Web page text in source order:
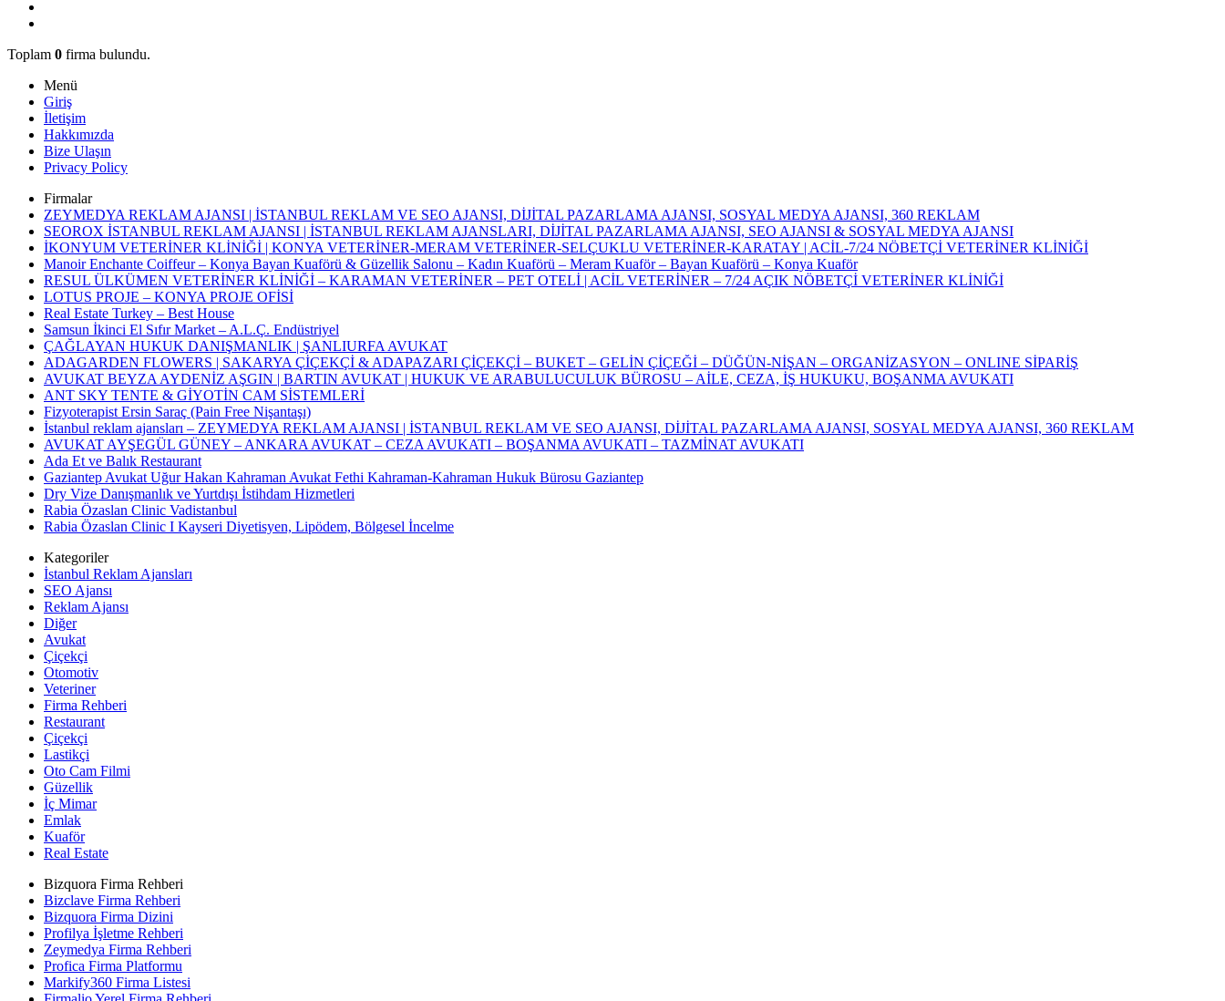
Toplam 0 firma bulundu.
Menü
Giriş
İletişim
Hakkımızda
Bize Ulaşın
Privacy Policy
Firmalar
ZEYMEDYA REKLAM AJANSI | İSTANBUL REKLAM VE SEO AJANSI, DİJİTAL PAZARLAMA AJANSI, SOSYAL MEDYA AJANSI, 360 REKLAM
SEOROX İSTANBUL REKLAM AJANSI | İSTANBUL REKLAM AJANSLARI, DİJİTAL PAZARLAMA AJANSI, SEO AJANSI & SOSYAL MEDYA AJANSI
İKONYUM VETERİNER KLİNİĞİ | KONYA VETERİNER-MERAM VETERİNER-SELÇUKLU VETERİNER-KARATAY | ACİL-7/24 NÖBETÇİ VETERİNER KLİNİĞİ
Manoir Enchante Coiffeur – Konya Bayan Kuaförü & Güzellik Salonu – Kadın Kuaförü – Meram Kuaför – Bayan Kuaförü – Konya Kuaför
RESUL ÜLKÜMEN VETERİNER KLİNİĞİ – KARAMAN VETERİNER – PET OTELİ | ACİL VETERİNER – 7/24 AÇIK NÖBETÇİ VETERİNER KLİNİĞİ
LOTUS PROJE – KONYA PROJE OFİSİ
Real Estate Turkey – Best House
Samsun İkinci El Sıfır Market – A.L.Ç. Endüstriyel
ÇAĞLAYAN HUKUK DANIŞMANLIK | ŞANLIURFA AVUKAT
ADAGARDEN FLOWERS | SAKARYA ÇİÇEKÇİ & ADAPAZARI ÇİÇEKÇİ – BUKET – GELİN ÇİÇEĞİ – DÜĞÜN-NİŞAN – ORGANİZASYON – ONLINE SİPARİŞ
AVUKAT BEYZA AYDENİZ AŞGIN | BARTIN AVUKAT | HUKUK VE ARABULUCULUK BÜROSU – AİLE, CEZA, İŞ HUKUKU, BOŞANMA AVUKATI
ANT SKY TENTE & GİYOTİN CAM SİSTEMLERİ
Fizyoterapist Ersin Saraç (Pain Free Nişantaşı)
İstanbul reklam ajansları – ZEYMEDYA REKLAM AJANSI | İSTANBUL REKLAM VE SEO AJANSI, DİJİTAL PAZARLAMA AJANSI, SOSYAL MEDYA AJANSI, 360 REKLAM
AVUKAT AYŞEGÜL GÜNEY – ANKARA AVUKAT – CEZA AVUKATI – BOŞANMA AVUKATI – TAZMİNAT AVUKATI
Ada Et ve Balık Restaurant
Gaziantep Avukat Uğur Hakan Kahraman Avukat Fethi Kahraman-Kahraman Hukuk Bürosu Gaziantep
Dry Vize Danışmanlık ve Yurtdışı İstihdam Hizmetleri
Rabia Özaslan Clinic Vadistanbul
Rabia Özaslan Clinic I Kayseri Diyetisyen, Lipödem, Bölgesel İncelme
Kategoriler
İstanbul Reklam Ajansları
SEO Ajansı
Reklam Ajansı
Diğer
Avukat
Çiçekçi
Otomotiv
Veteriner
Firma Rehberi
Restaurant
Çiçekçi
Lastikçi
Oto Cam Filmi
Güzellik
İç Mimar
Emlak
Kuaför
Real Estate
Bizquora Firma Rehberi
Bizclave Firma Rehberi
Bizquora Firma Dizini
Profilya İşletme Rehberi
Zeymedya Firma Rehberi
Profica Firma Platformu
Markify360 Firma Listesi